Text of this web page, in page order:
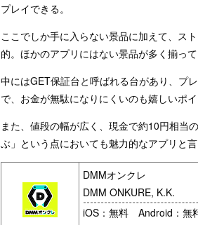
プレイできる。
ここでしか手に入らない景品に加えて、ス
的。ほかのアプリにはない景品が多く揃って
中にはGET保証台と呼ばれる台があり、プ
で、お金が無駄になりにくいのも嬉しいポイ
また、値段の幅が広く、現金で約10円相当
ぶ」という点においても魅力的なアプリと言
DMMオンクレ
DMM ONKURE, K.K.
iOS：無料 Android：無